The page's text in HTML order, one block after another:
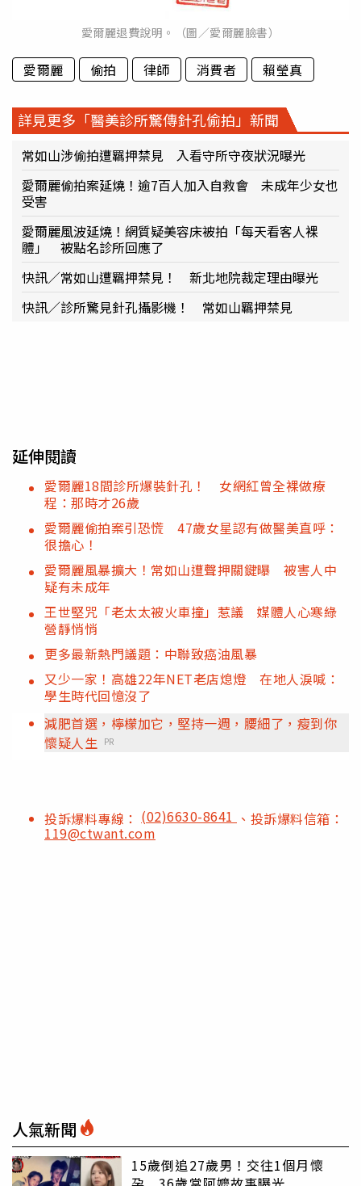
愛爾麗退費說明。（圖／愛爾麗臉書）
愛爾麗 偷拍 律師 消費者 賴瑩真
詳見更多「醫美診所驚傳針孔偷拍」新聞
常如山涉偷拍遭羈押禁見 入看守所守夜狀況曝光
愛爾麗偷拍案延燒！逾7百人加入自救會 未成年少女也
受害
愛爾麗風波延燒！網質疑美容床被拍「每天看客人裸
體」 被點名診所回應了
快訊／常如山遭羈押禁見！ 新北地院裁定理由曝光
快訊／診所驚見針孔攝影機！ 常如山羈押禁見
延伸閱讀
愛爾麗18間診所爆裝針孔！ 女網紅曾全裸做療
程：那時才26歲
愛爾麗偷拍案引恐慌 47歲女星認有做醫美直呼：
很擔心！
愛爾麗風暴擴大！常如山遭聲押關鍵曝 被害人中
疑有未成年
王世堅咒「老太太被火車撞」惹議 媒體人心寒綠
營靜悄悄
更多最新熱門議題：中聯致癌油風暴
又少一家！高雄22年NET老店熄燈 在地人淚喊：
學生時代回憶沒了
減肥首選，檸檬加它，堅持一週，腰細了，瘦到你
懷疑人生 PR
投訴爆料專線： (02)6630-8641 、投訴爆料信箱：
119@ctwant.com
人氣新聞
15歲倒追27歲男！交往1個月懷